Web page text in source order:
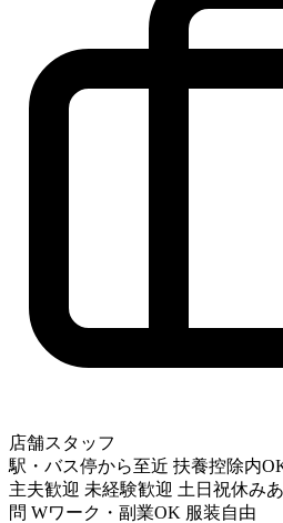
店舗スタッフ
駅・バス停から至近 扶養控除内
主夫歓迎 未経験歓迎 土日祝休み
問 Wワーク・副業OK 服装自由